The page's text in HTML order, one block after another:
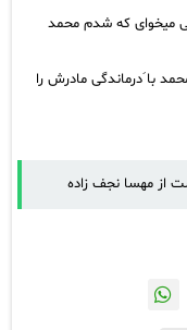
میخوای که شدم محمد
با َدرماندگی مادرش را